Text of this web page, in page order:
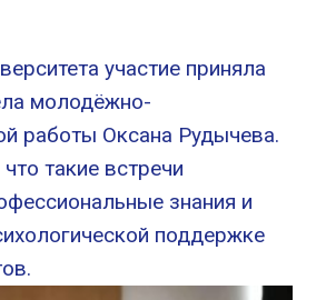
участие приняла
молодёжно-
работы Оксана Рудычева.
такие встречи
знания и
поддержке